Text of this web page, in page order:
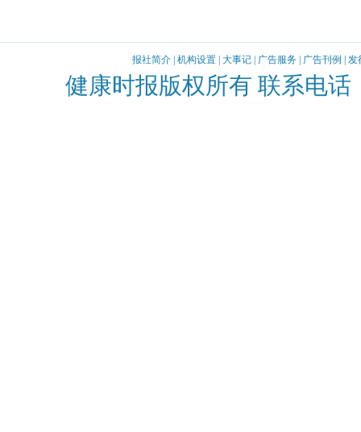
报社简介 机构设置 大事记 广告服务 广告刊例 发
健康时报版权所有 联系电话